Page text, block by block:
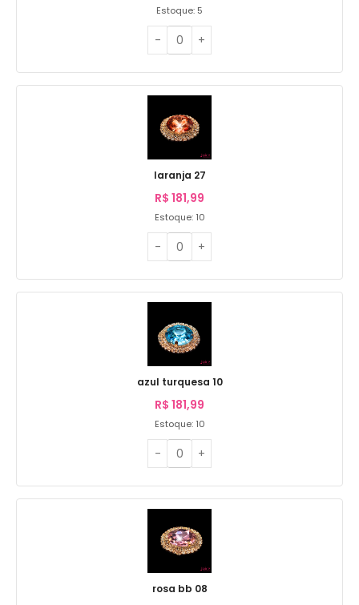
Estoque: 5
laranja 27
R$ 181,99
Estoque: 10
azul turquesa 10
R$ 181,99
Estoque: 10
rosa bb 08